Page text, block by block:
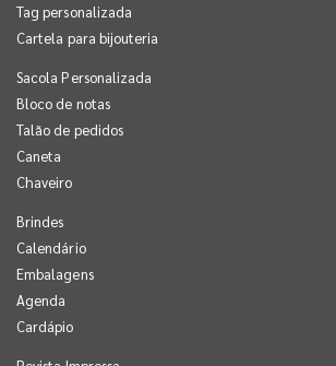
Tag personalizada
Cartela para bijouteria
Sacola Personalizada
Bloco de notas
Talão de pedidos
Caneta
Chaveiro
Brindes
Calendário
Embalagens
Agenda
Cardápio